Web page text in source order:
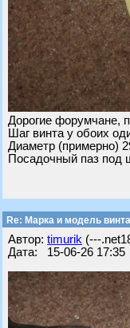
Дорогие форумчане,
Шаг винта у обоих
Диаметр (примерно)
Посадочный паз под
Re: Марка и модель винта
Автор: timurik (---
Дата: 15-06-26 17:35